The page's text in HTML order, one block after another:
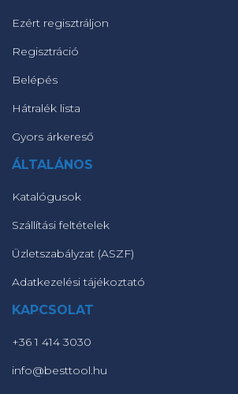
Ezért regisztráljon
Regisztráció
Belépés
Hátralék lista
Gyors árkereső
ÁLTALÁNOS
Katalógusok
Szállítási feltételek
Üzletszabályzat (ASZF)
Adatkezelési tájékoztató
KAPCSOLAT
+36 1 414 3030
info@besttool.hu